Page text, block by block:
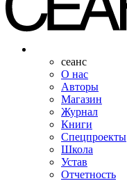
сеанс
О нас
Авторы
Магазин
Журнал
Книги
Спецпроекты
Школа
Устав
Отчетность